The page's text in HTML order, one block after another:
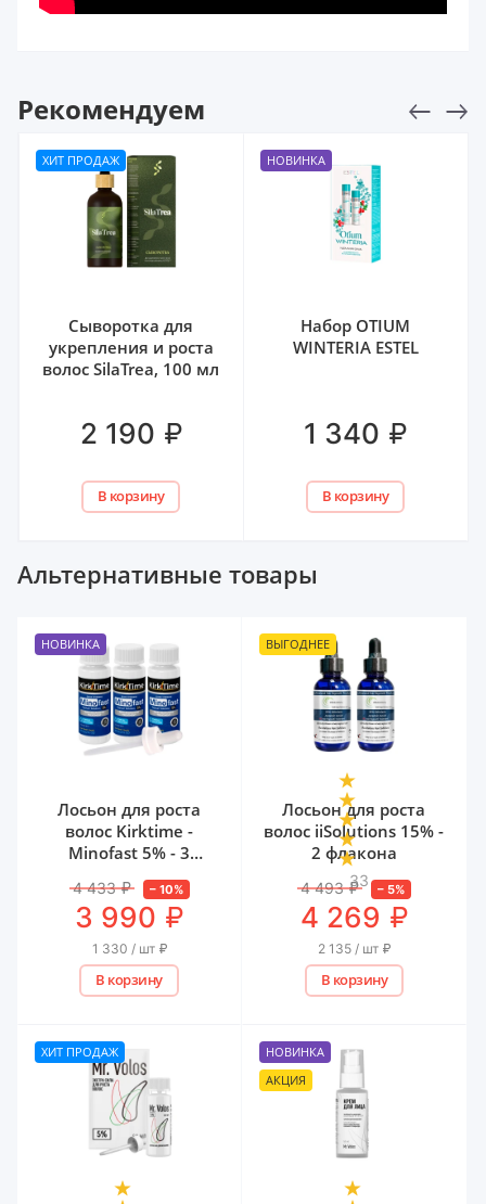
Рекомендуем
ХИТ ПРОДАЖ
Сыворотка для
укрепления и роста
волос SilaTrea, 100 мл
2 190 ₽
В корзину
НОВИНКА
Набор OTIUM
WINTERIA ESTEL
1 340 ₽
В корзину
Альтернативные товары
НОВИНКА
Лосьон для роста
волос Kirktime -
Minofast 5% - 3
4 433 ₽ – 10%
3 990 ₽
1 330 / шт ₽
В корзину
ВЫГОДНЕЕ
33
Лосьон для роста
волос iiSolutions 15% -
2 флакона
4 493 ₽ – 5%
4 269 ₽
2 135 / шт ₽
В корзину
ХИТ ПРОДАЖ
НОВИНКА
АКЦИЯ